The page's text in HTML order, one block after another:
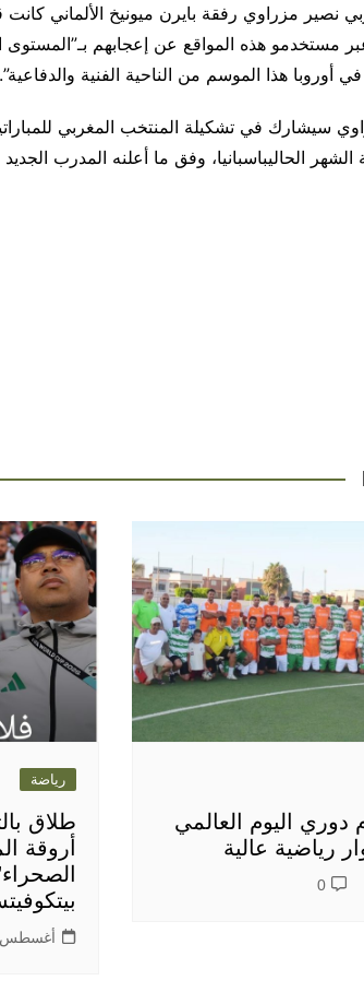
نصير مزراوي رفقة بايرن ميونيخ الألماني
مستخدمو هذه المواقع عن إعجابهم بـ”المستوى
أوروبا هذا الموسم من الناحية الفنية والدفاعية”.
الشهر الحاليباسبانيا، وفق ما أعلنه المدرب
دوري اليوم العالمي
رياضية عالية
0
رياضة
طلاق
أروقة
أغسطس 3, 2026